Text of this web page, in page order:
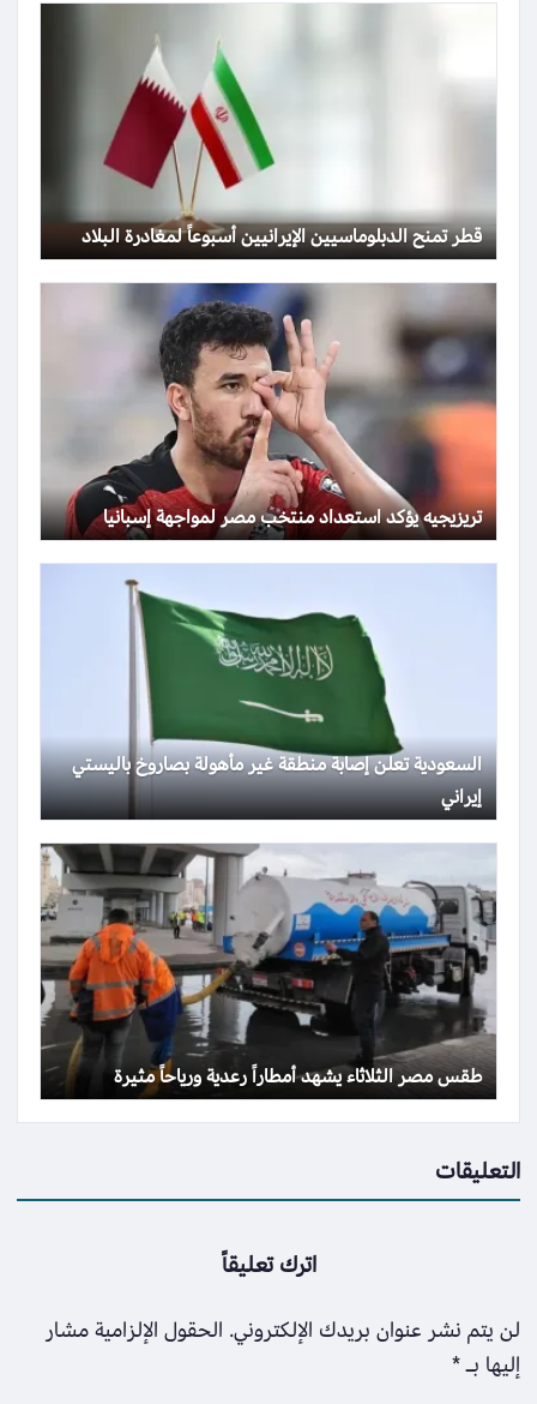
قطر تمنح الدبلوماسيين الإيرانيين أسبوعاً لمغادرة البلاد
تريزيجيه يؤكد استعداد منتخب مصر لمواجهة إسبانيا
السعودية تعلن إصابة منطقة غير مأهولة بصاروخ باليستي
إيراني
طقس مصر الثلاثاء يشهد أمطاراً رعدية ورياحاً مثيرة
التعليقات
اترك تعليقاً
لن يتم نشر عنوان بريدك الإلكتروني. الحقول الإلزامية مشار
إليها بـ*